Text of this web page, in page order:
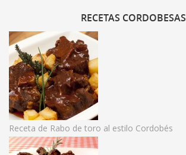
RECETAS CORDOBESAS
Receta de Rabo de toro al estilo Cordobés